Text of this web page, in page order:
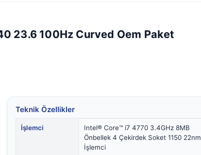
23.6 100Hz Curved Oem Paket
Teknik Özellikler
İşlemci
Intel® Core™ i7 4770 3.4GHz 8MB
Önbellek 4 Çekirdek Soket 1150 22nm
İşlemci